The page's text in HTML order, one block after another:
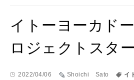
イトーヨーカド
ロジェクトスタ
2022/04/06 Shoichi Sato イ